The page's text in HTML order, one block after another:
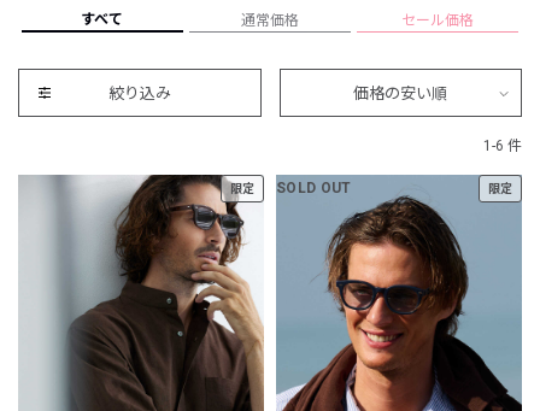
すべて 通常価格 セール価格
絞り込み 価格の安い順
1-6 件
限定 SOLD OUT 限定